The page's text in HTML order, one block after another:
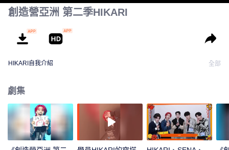
創造營亞洲 第二季HIKARI
HIKARI自我介紹 全部
劇集